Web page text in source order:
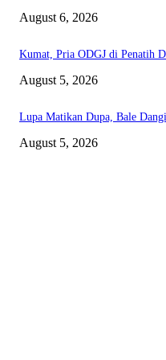
August 6, 2026
Kumat, Pria ODGJ di Penatih
August 5, 2026
Lupa Matikan Dupa, Bale
August 5, 2026